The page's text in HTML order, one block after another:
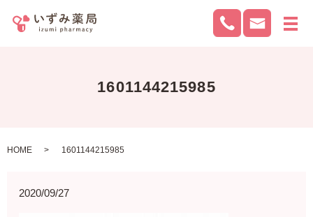
メ
1601144215985
HOME 1601144215985
2020/09/27